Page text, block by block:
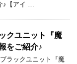
♪【アイ …
クユニット『魔
をご紹介♪
ラックユニット『魔